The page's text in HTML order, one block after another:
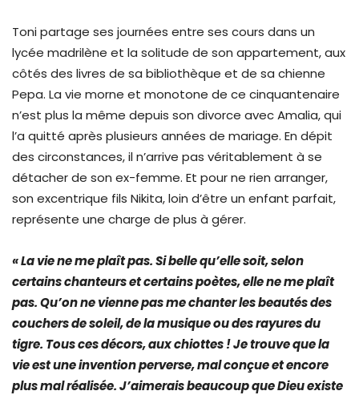
Toni partage ses journées entre ses cours dans un
lycée madrilène et la solitude de son appartement, aux
côtés des livres de sa bibliothèque et de sa chienne
Pepa. La vie morne et monotone de ce cinquantenaire
n’est plus la même depuis son divorce avec Amalia, qui
l’a quitté après plusieurs années de mariage. En dépit
des circonstances, il n’arrive pas véritablement à se
détacher de son ex-femme. Et pour ne rien arranger,
son excentrique fils Nikita, loin d’être un enfant parfait,
représente une charge de plus à gérer.
« La vie ne me plaît pas. Si belle qu’elle soit, selon
certains chanteurs et certains poètes, elle ne me plaît
pas. Qu’on ne vienne pas me chanter les beautés des
couchers de soleil, de la musique ou des rayures du
tigre. Tous ces décors, aux chiottes ! Je trouve que la
vie est une invention perverse, mal conçue et encore
plus mal réalisée. J’aimerais beaucoup que Dieu existe